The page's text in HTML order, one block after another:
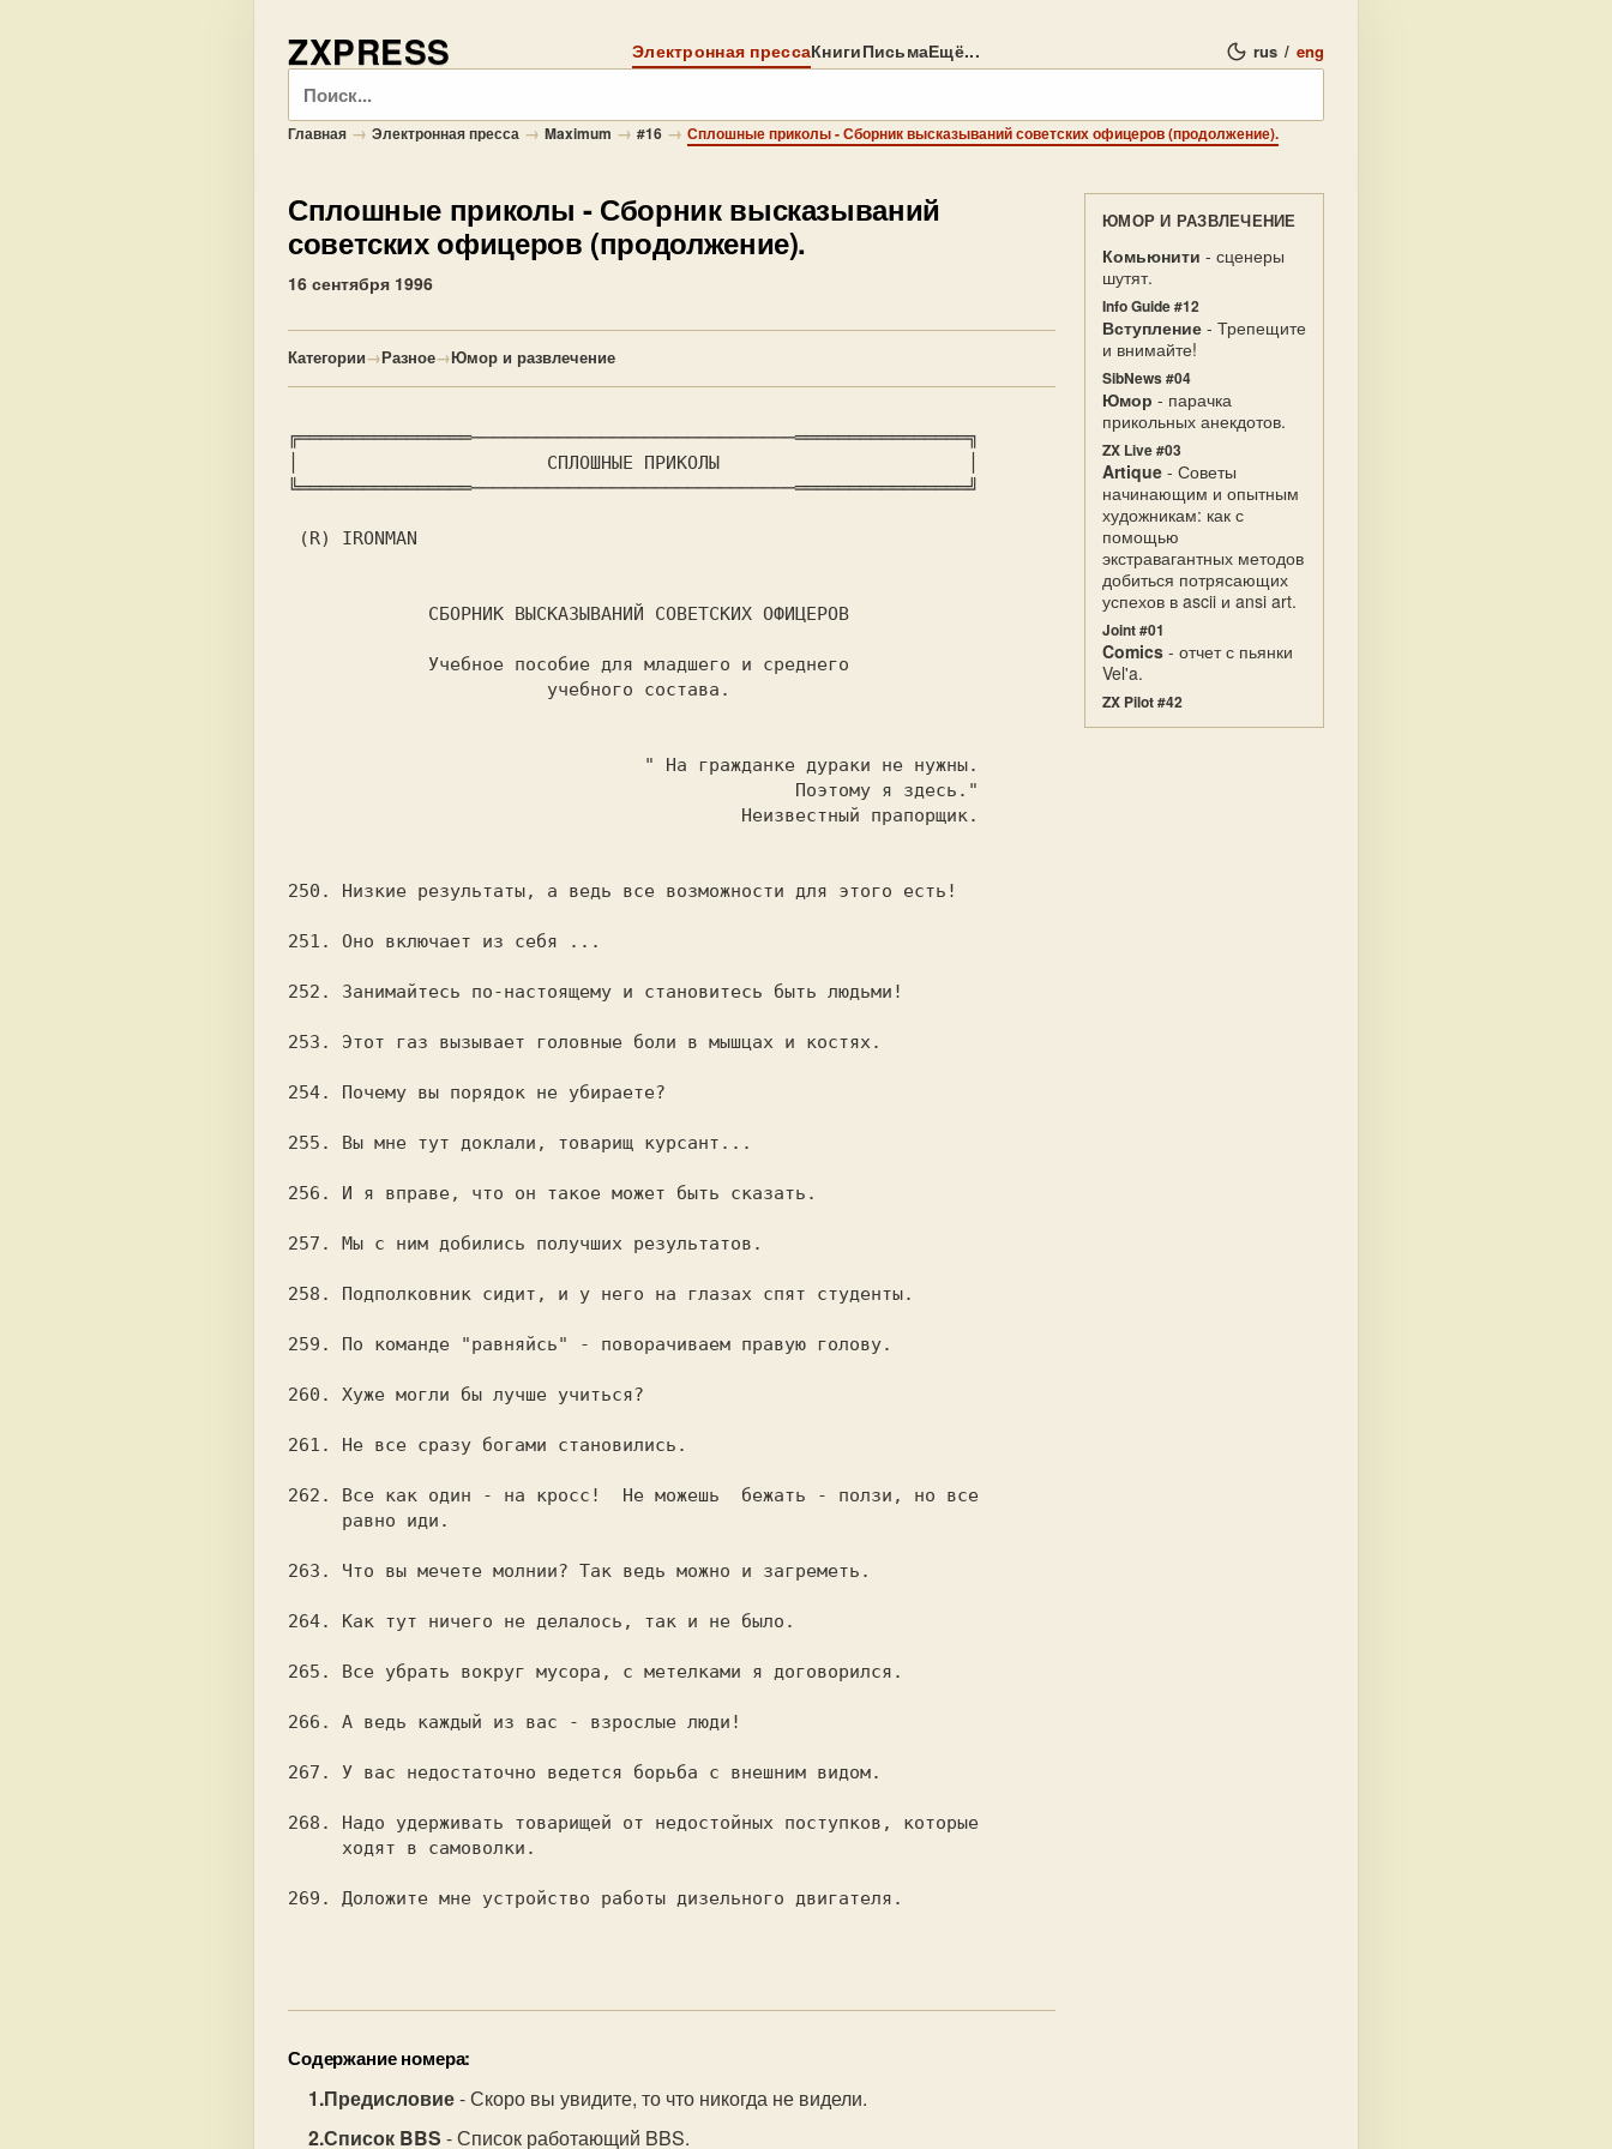
ZXPRESS Электронная прессаКнигиПисьмаЕщё... rus / eng
Поиск
Главная → Электронная пресса → Maximum → #16 → Сплошные приколы - Сборник высказываний советских офицеров (продолжение).
Сплошные приколы - Сборник высказываний
советских офицеров (продолжение).
16 сентября 1996
Категории→Разное→Юмор и развлечение
╔════════════════──────────────────────────────════════════════╗
СПЛОШНЫЕ ПРИКОЛЫ
╚════════════════──────────────────────────────════════════════╝
250. Низкие результаты, а ведь все возможности для этого есть!
251. Оно включает из себя ...
252. Занимайтесь по-настоящему и становитесь быть людьми!
253. Этот газ вызывает головные боли в мышцах и костях.
254. Почему вы порядок не убираете?
255. Вы мне тут доклали, товарищ курсант...
256. И я вправе, что он такое может быть сказать.
257. Мы с ним добились получших результатов.
258. Подполковник сидит, и у него на глазах спят студенты.
259. По команде "равняйсь" - поворачиваем правую голову.
260. Хуже могли бы лучше учиться?
261. Не все сразу богами становились.
262. Все как один - на кросс!  Не можешь  бежать - ползи, но все
263. Что вы мечете молнии? Так ведь можно и загреметь.
264. Как тут ничего не делалось, так и не было.
265. Все убрать вокруг мусора, с метелками я договорился.
266. А ведь каждый из вас - взрослые люди!
267. У вас недостаточно ведется борьба с внешним видом.
268. Надо удерживать товарищей от недостойных поступков, которые
269. Доложите мне устройство работы дизельного двигателя.
Содержание номера:
Предисловие- Скоро вы увидите, то что никогда не видели.
Список BBS - Список работающий BBS.
ЮМОР И РАЗВЛЕЧЕНИЕ
Комьюнити - сценеры
шутят.
Info Guide #12
Вступление - Трепещите
и внимайте!
SibNews #04
Юмор - парачка
прикольных анекдотов.
ZX Live #03
Artique - Советы
начинающим и опытным
художникам: как с
помощью
экстравагантных методов
добиться потрясающих
успехов в ascii и ansi art.
Joint #01
Comics - отчет с пьянки
Vel'a.
ZX Pilot #42